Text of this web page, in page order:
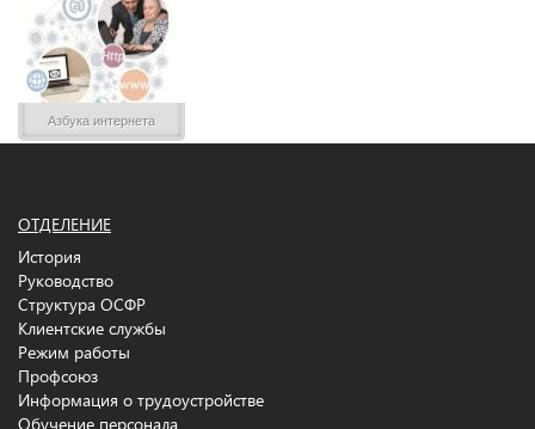
Азбука интернета
ОТДЕЛЕНИЕ
История
Руководство
Структура ОСФР
Клиентские службы
Режим работы
Профсоюз
Информация о трудоустройстве
Обучение персонала